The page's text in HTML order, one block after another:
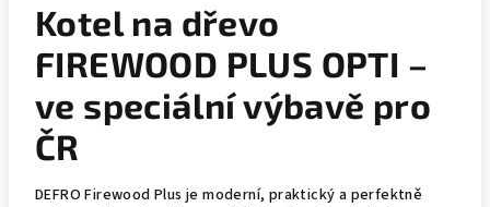
Kotel na dřevo
FIREWOOD PLUS OPTI –
ve speciální výbavě pro
ČR
DEFRO Firewood Plus je moderní, praktický a perfektně